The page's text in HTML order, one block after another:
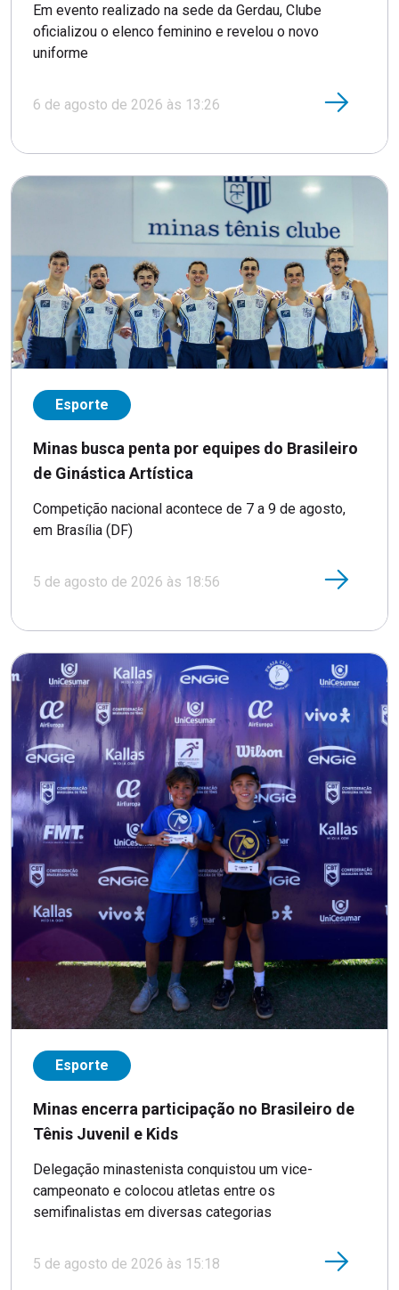
Em evento realizado na sede da Gerdau, Clube
oficializou o elenco feminino e revelou o novo
uniforme
6 de agosto de 2026 às 13:26
Esporte
Minas busca penta por equipes do Brasileiro
de Ginástica Artística
Competição nacional acontece de 7 a 9 de agosto,
em Brasília (DF)
5 de agosto de 2026 às 18:56
Esporte
Minas encerra participação no Brasileiro de
Tênis Juvenil e Kids
Delegação minastenista conquistou um vice-
campeonato e colocou atletas entre os
semifinalistas em diversas categorias
5 de agosto de 2026 às 15:18